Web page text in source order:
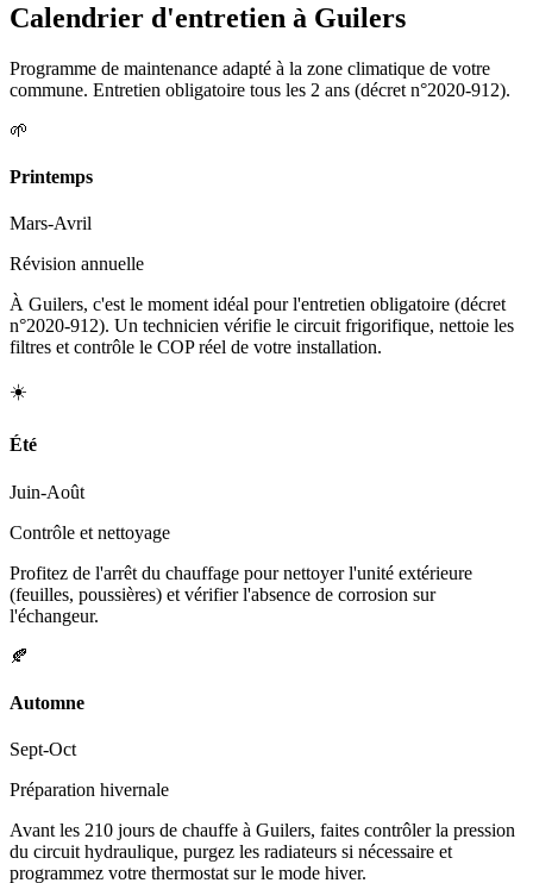
Calendrier d'entretien à Guilers
Programme de maintenance adapté à la zone climatique de votre
commune. Entretien obligatoire tous les 2 ans (décret n°2020-912).
🌱
Printemps
Mars-Avril
Révision annuelle
À Guilers, c'est le moment idéal pour l'entretien obligatoire (décret
n°2020-912). Un technicien vérifie le circuit frigorifique, nettoie les
filtres et contrôle le COP réel de votre installation.
☀️
Été
Juin-Août
Contrôle et nettoyage
Profitez de l'arrêt du chauffage pour nettoyer l'unité extérieure
(feuilles, poussières) et vérifier l'absence de corrosion sur
l'échangeur.
🍂
Automne
Sept-Oct
Préparation hivernale
Avant les 210 jours de chauffe à Guilers, faites contrôler la pression
du circuit hydraulique, purgez les radiateurs si nécessaire et
programmez votre thermostat sur le mode hiver.